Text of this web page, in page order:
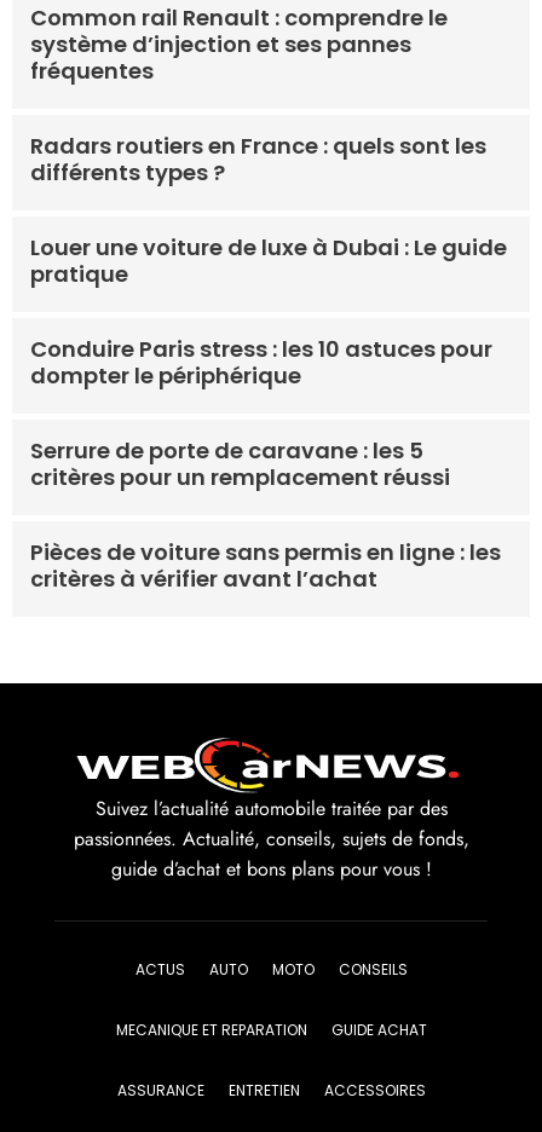
Common rail Renault : comprendre le
système d’injection et ses pannes
fréquentes
Radars routiers en France : quels sont les
différents types ?
Louer une voiture de luxe à Dubai : Le guide
pratique
Conduire Paris stress : les 10 astuces pour
dompter le périphérique
Serrure de porte de caravane : les 5
critères pour un remplacement réussi
Pièces de voiture sans permis en ligne : les
critères à vérifier avant l’achat
Suivez l’actualité automobile traitée par des
passionnées. Actualité, conseils, sujets de fonds,
guide d’achat et bons plans pour vous !
ACTUS AUTO MOTO CONSEILS
MECANIQUE ET REPARATION GUIDE ACHAT
ASSURANCE ENTRETIEN ACCESSOIRES